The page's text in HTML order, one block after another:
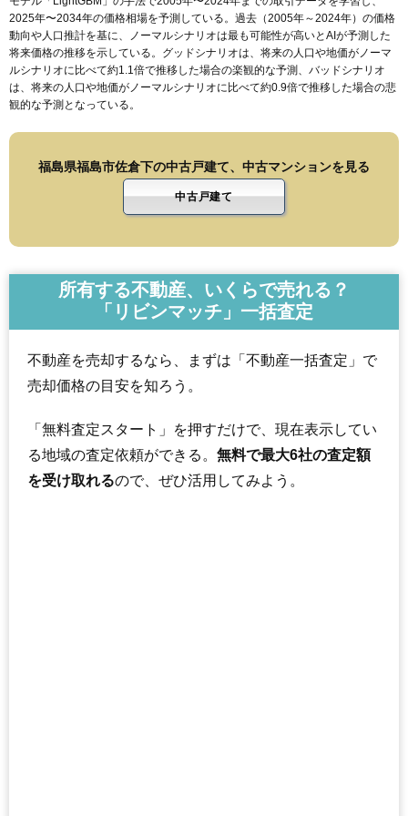
2025年〜2034年の価格相場を予測している。過去（2005年～2024年）の価格
動向や人口推計を基に、ノーマルシナリオは最も可能性が高いとAIが予測した
将来価格の推移を示している。グッドシナリオは、将来の人口や地価がノーマ
ルシナリオに比べて約1.1倍で推移した場合の楽観的な予測、バッドシナリオ
は、将来の人口や地価がノーマルシナリオに比べて約0.9倍で推移した場合の悲
観的な予測となっている。
福島県福島市佐倉下の中古戸建て、中古マンションを見る
中古戸建て
所有する不動産、いくらで売れる？
「リビンマッチ」一括査定
不動産を売却するなら、まずは「不動産一括査定」で
売却価格の目安を知ろう。
「無料査定スタート」を押すだけで、現在表示してい
る地域の査定依頼ができる。 無料で最大6社の査定額
を受け取れるので、ぜひ活用してみよう。